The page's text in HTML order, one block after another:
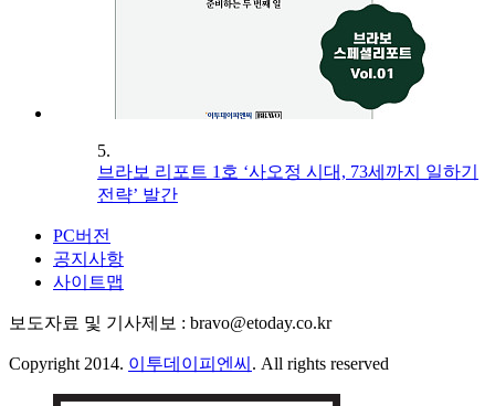
5.
브라보 리포트 1호 ‘사오정 시대, 73세까지 일하기
전략’ 발간
PC버전
공지사항
사이트맵
보도자료 및 기사제보 : bravo@etoday.co.kr
Copyright 2014. 이투데이피엔씨 . All rights reserved